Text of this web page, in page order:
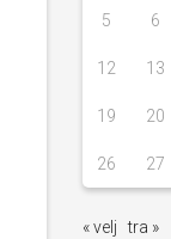
5 6
12 13
19 20
26 27
« velj tra »